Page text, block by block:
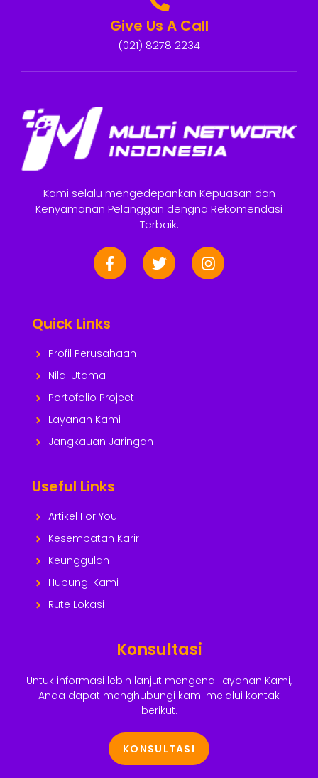
Give Us A Call
(021) 8278 2234
Kami selalu mengedepankan Kepuasan dan
Kenyamanan Pelanggan dengna Rekomendasi
Terbaik.
Quick Links
Profil Perusahaan
Nilai Utama
Portofolio Project
Layanan Kami
Jangkauan Jaringan
Useful Links
Artikel For You
Kesempatan Karir
Keunggulan
Hubungi Kami
Rute Lokasi
Konsultasi
Untuk informasi lebih lanjut mengenai layanan Kami,
Anda dapat menghubungi kami melalui kontak
berikut.
KONSULTASI